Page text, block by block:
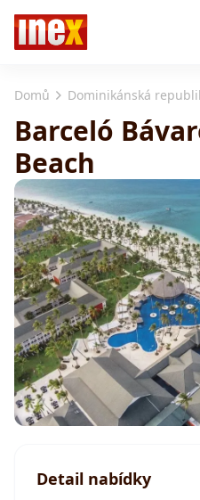
Domů Dominikánská
Barceló
Beach
Detail nabídky